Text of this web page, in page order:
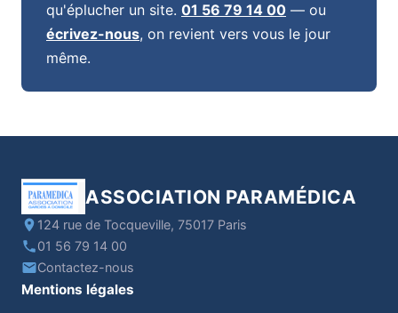
qu'éplucher un site. 01 56 79 14 00 — ou
écrivez-nous, on revient vers vous le jour
même.
ASSOCIATION PARAMÉDICA
124 rue de Tocqueville, 75017 Paris
01 56 79 14 00
Contactez-nous
Mentions légales